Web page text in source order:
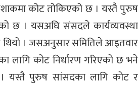
कोट तोकिएको छ । यस्तै पुरुष
छ । यसअघि संसदले कार्यव्यवस्था
थियो । जसअनुसार समितिले आइतवार
लागि कोट निर्धारण गरिएको छ भने
यस्तै पुरुष सांसदका लागि कोट र